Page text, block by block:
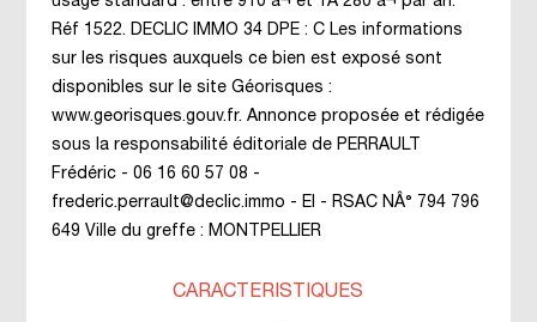
Réf 1522. DECLIC IMMO 34 DPE : C Les informations
sur les risques auxquels ce bien est exposé sont
disponibles sur le site Géorisques :
www.georisques.gouv.fr. Annonce proposée et rédigée
sous la responsabilité éditoriale de PERRAULT
Frédéric - 06 16 60 57 08 -
frederic.perrault@declic.immo - EI - RSAC NÂ° 794 796
649 Ville du greffe : MONTPELLIER
CARACTÉRISTIQUES